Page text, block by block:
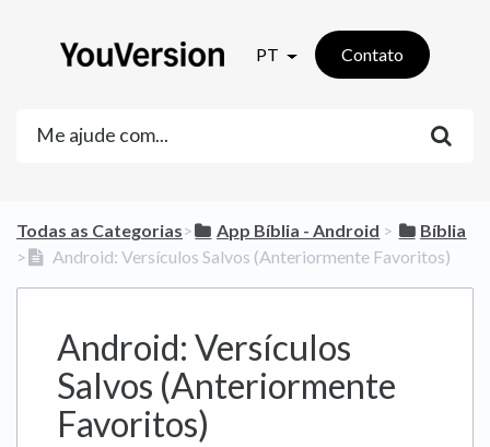
PT Contato
Todas as Categorias​>​ ​App Bíblia - Android ​ > ​ ​Bíblia
>​
Android: Versículos Salvos (Anteriormente Favoritos)
Android: Versículos
Salvos (Anteriormente
Favoritos)